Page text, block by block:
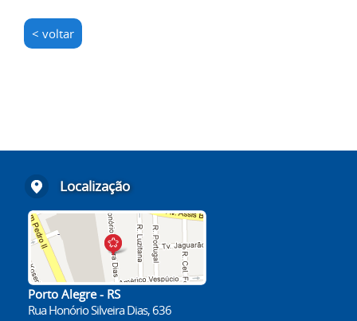
< voltar
Localização
Porto Alegre - RS
Rua Honório Silveira Dias, 636